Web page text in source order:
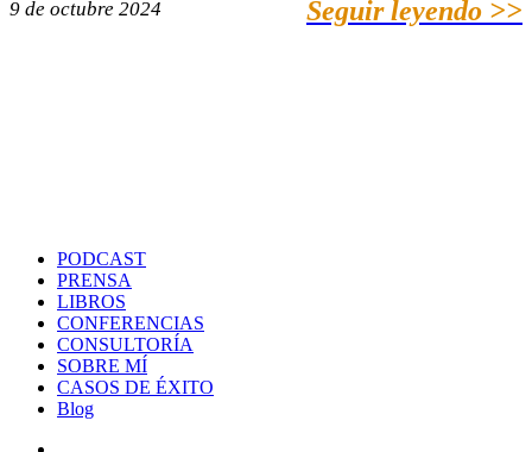
9 de octubre 2024 Seguir leyendo >>
PODCAST
PRENSA
LIBROS
CONFERENCIAS
CONSULTORÍA
SOBRE MÍ
CASOS DE ÉXITO
Blog